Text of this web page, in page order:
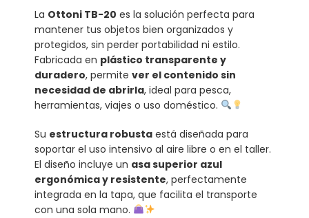
La Ottoni TB-20 es la solución perfecta para
mantener tus objetos bien organizados y
protegidos, sin perder portabilidad ni estilo.
Fabricada en plástico transparente y
duradero, permite ver el contenido sin
necesidad de abrirla, ideal para pesca,
herramientas, viajes o uso doméstico.
Su estructura robusta está diseñada para
soportar el uso intensivo al aire libre o en el taller.
El diseño incluye un asa superior azul
ergonómica y resistente, perfectamente
integrada en la tapa, que facilita el transporte
con una sola mano.